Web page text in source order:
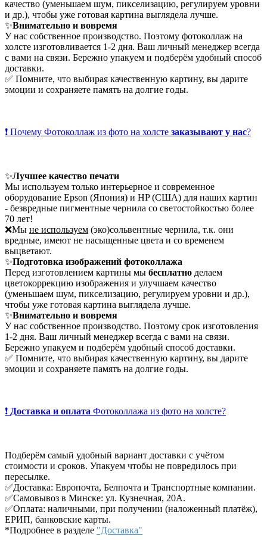
качество (уменьшаем шум, пикселизацию, регулируем уровни
и др.), чтобы уже готовая картина выглядела лучше.
✨Внимательно и вовремя
У нас собственное производство. Поэтому фотоколлаж на
холсте изготовливается 1-2 дня. Ваш личный менеджер всегда
с вами на связи. Бережно упакуем и подберём удобный способ
доставки.
✅ Помните, что выбирая качественную картину, вы дарите
эмоции и сохраняете память на долгие годы.
❗ Почему Фотоколлаж из фото на холсте заказывают у нас?
✨Лучшее качество печати
Мы используем только интерьерное и современное
оборудование Epson (Япония) и HP (США) для наших картин
- безвредные пигментные чернила со светостойкостью более
70 лет!
❌Мы не используем (эко)сольвентные чернила, т.к. они
вредные, имеют не насыщенные цвета и со временем
выцветают.
✨Подготовка изображений фотоколлажа
Перед изготовлением картины мы бесплатно делаем
цветокоррекцию изображения и улучшаем качество
(уменьшаем шум, пикселизацию, регулируем уровни и др.),
чтобы уже готовая картина выглядела лучше.
✨Внимательно и вовремя
У нас собственное производство. Поэтому срок изготовления
1-2 дня. Ваш личный менеджер всегда с вами на связи.
Бережно упакуем и подберём удобный способ доставки.
✅ Помните, что выбирая качественную картину, вы дарите
эмоции и сохраняете память на долгие годы.
❗ Доставка и оплата Фотоколлажа из фото на холсте?
Подберём самый удобный вариант доставки с учётом
стоимости и сроков. Упакуем чтобы не повредилось при
пересылке.
✅Доставка: Европочта, Белпочта и Транспортные компании.
✅Самовывоз в Минске: ул. Кузнечная, 20А.
✅Оплата: наличными, при получении (наложенный платёж),
ЕРИП, банковские карты.
*Подробнее в разделе "Доставка"